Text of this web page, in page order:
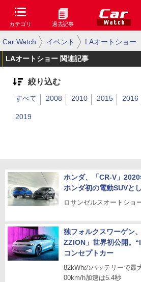
カテゴリ 過去記事
Car Watch イベント LAオートショー
LAオートショー 関連記事
絞り込む
すべて 2008 2010 2015 2016
2019
ホンダ、「CR-V」
ホンダ初の電動SUVと
ロサンゼルスオートショ
独フォルクスワーゲン
ZZION」世界初公開。
コンセプトカー
82kWhのバッテリーで最
00km/h加速は5.4秒